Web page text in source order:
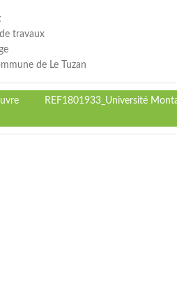
travaux
de Le Tuzan
REF1801933_Université